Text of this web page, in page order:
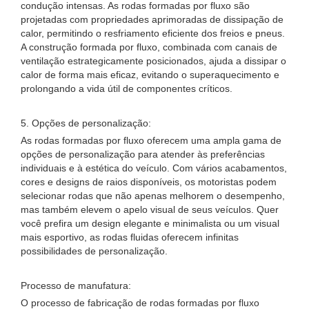
condução intensas. As rodas formadas por fluxo são
projetadas com propriedades aprimoradas de dissipação de
calor, permitindo o resfriamento eficiente dos freios e pneus.
A construção formada por fluxo, combinada com canais de
ventilação estrategicamente posicionados, ajuda a dissipar o
calor de forma mais eficaz, evitando o superaquecimento e
prolongando a vida útil de componentes críticos.
5. Opções de personalização:
As rodas formadas por fluxo oferecem uma ampla gama de
opções de personalização para atender às preferências
individuais e à estética do veículo. Com vários acabamentos,
cores e designs de raios disponíveis, os motoristas podem
selecionar rodas que não apenas melhorem o desempenho,
mas também elevem o apelo visual de seus veículos. Quer
você prefira um design elegante e minimalista ou um visual
mais esportivo, as rodas fluidas oferecem infinitas
possibilidades de personalização.
Processo de manufatura:
O processo de fabricação de rodas formadas por fluxo